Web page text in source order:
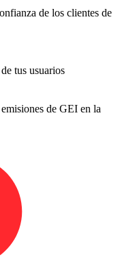
de los clientes de
tus usuarios
de GEI en la